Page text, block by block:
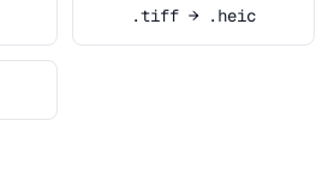
.tiff → .heic